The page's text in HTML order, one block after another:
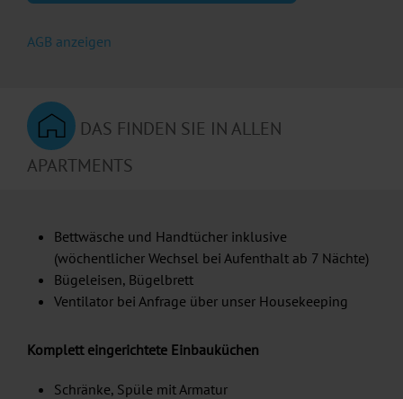
AGB anzeigen
DAS FINDEN SIE IN ALLEN
APARTMENTS
Bettwäsche und Handtücher inklusive
(wöchentlicher Wechsel bei Aufenthalt ab 7 Nächte)
Bügeleisen, Bügelbrett
Ventilator bei Anfrage über unser Housekeeping
Komplett eingerichtete Einbauküchen
Schränke, Spüle mit Armatur